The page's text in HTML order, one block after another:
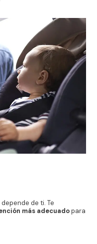
de ti. Te
más adecuadopara